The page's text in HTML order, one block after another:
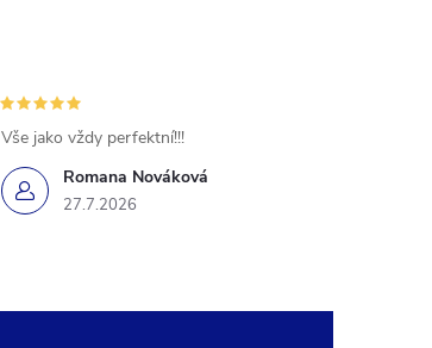
Romana Nováková
27.7.2026
Vše jako vždy perfektní!!!